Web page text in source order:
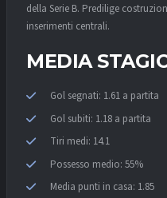
della Serie B. Predilige
inserimenti centrali.
MEDIA
Gol segnati: 1.61 a partita
Gol subiti: 1.18 a partita
Tiri medi: 14.1
Possesso medio: 55%
Media punti in casa: 1.85